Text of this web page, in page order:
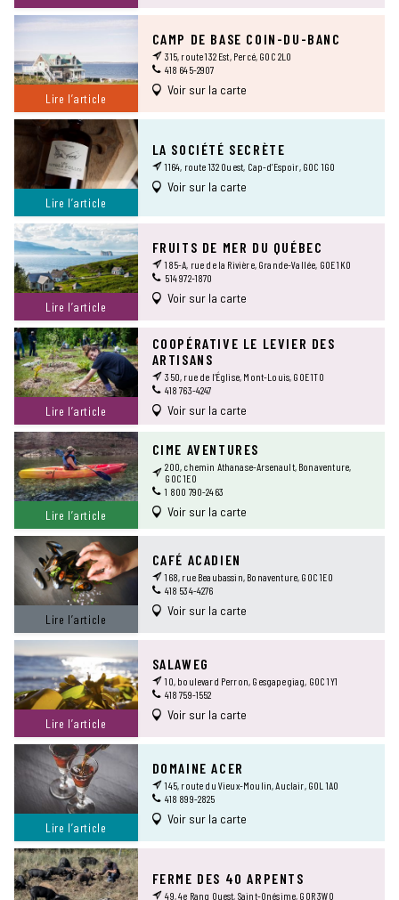
Lire l’article
CAMP DE BASE COIN-DU-BANC
315, route 132 Est, Percé, G0C 2L0
418 645-2907
Voir sur la carte
Lire l’article
LA SOCIÉTÉ SECRÈTE
1164, route 132 Ouest, Cap-d’Espoir, G0C 1G0
Voir sur la carte
Lire l’article
FRUITS DE MER DU QUÉBEC
185-A, rue de la Rivière, Grande-Vallée, G0E 1K0
514 972-1870
Voir sur la carte
Lire l’article
COOPÉRATIVE LE LEVIER DES
ARTISANS
350, rue de l’Église, Mont-Louis, G0E 1T0
418 763-4247
Voir sur la carte
Lire l’article
CIME AVENTURES
200, chemin Athanase-Arsenault, Bonaventure,
G0C 1E0
1 800 790-2463
Voir sur la carte
Lire l’article
CAFÉ ACADIEN
168, rue Beaubassin, Bonaventure, G0C 1E0
418 534-4276
Voir sur la carte
Lire l’article
SALAWEG
10, boulevard Perron, Gesgapegiag, G0C 1Y1
418 759-1552
Voir sur la carte
Lire l’article
DOMAINE ACER
145, route du Vieux-Moulin, Auclair, G0L 1A0
418 899-2825
Voir sur la carte
FERME DES 40 ARPENTS
49, 4e Rang Ouest, Saint-Onésime, G0R 3W0